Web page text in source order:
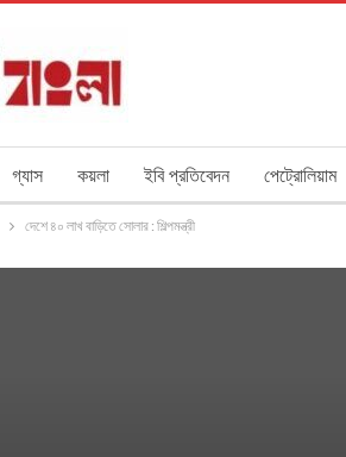
গ্যাস কয়লা ইবি প্রতিবেদন পেট্রোলিয়াম
দেশে ৪০ লাখ বাড়িতে সোলার : শিল্পমন্ত্রী